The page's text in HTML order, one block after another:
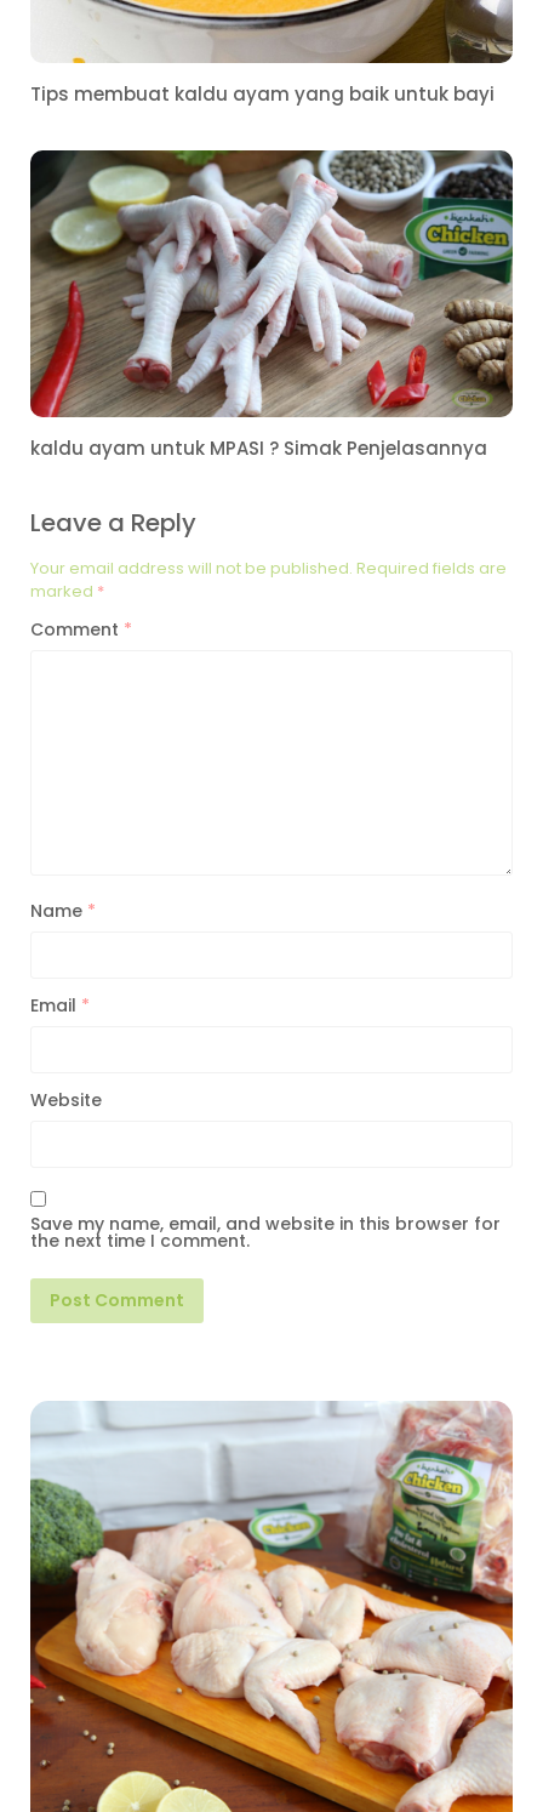
Tips membuat kaldu ayam yang baik untuk bayi
kaldu ayam untuk MPASI ? Simak Penjelasannya
Leave a Reply
Your email address will not be published. Required fields are
marked *
Comment *
Name *
Email *
Website
Save my name, email, and website in this browser for
the next time I comment.